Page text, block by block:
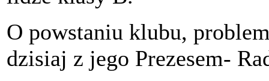
O powstaniu klubu,
dzisiaj z jego Prezesem-